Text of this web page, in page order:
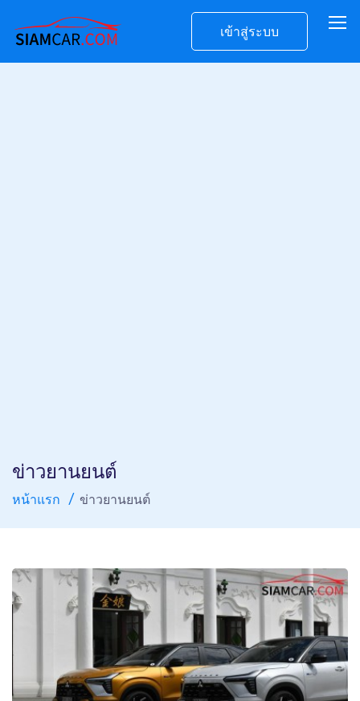
เข้าสู่ระบบ
ข่าวยานยนต์
หน้าแรก ข่าวยานยนต์